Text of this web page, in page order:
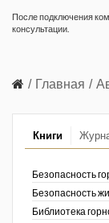
После подключения
консультации.
Главная
Книги
Безопасность
Безопасность
Библиотека